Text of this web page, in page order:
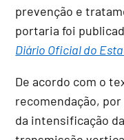
prevenção e
portaria foi
Diário Oficial do
De acordo com o
recomendação,
da intensificação